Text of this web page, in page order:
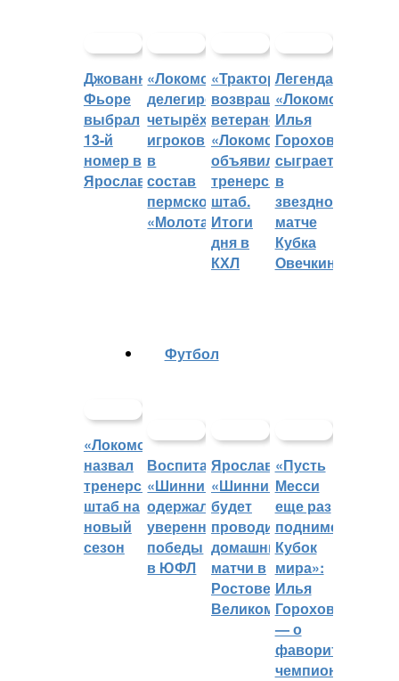
Джованни
Фьоре
выбрал
13-й
номер в
Ярославле
«Локомотив»
делегировал
четырёх
игроков
в
состав
пермского
«Молота»
«Трактор»
возвращает
ветеранов,
«Локомотив»
объявил
тренерский
штаб.
Итоги
дня в
КХЛ
Легенда
«Локомотива»
Илья
Горохов
сыграет
в
звездном
матче
Кубка
Овечкина
«Локомотив»
назвал
тренерский
штаб на
новый
сезон
Футбол
Воспитанники
«Шинника»
одержали
уверенные
победы
в ЮФЛ
Ярославский
«Шинник»
будет
проводить
домашние
матчи в
Ростове
Великом
«Пусть
Месси
еще раз
поднимет
Кубок
мира»:
Илья
Горохов
— о
фаворитах
чемпионата